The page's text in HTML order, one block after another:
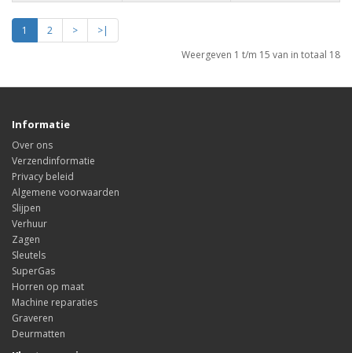
1 2 >
>|
Weergeven 1 t/m 15 van in totaal 18
Informatie
Over ons
Verzendinformatie
Privacy beleid
Algemene voorwaarden
Slijpen
Verhuur
Zagen
Sleutels
SuperGas
Horren op maat
Machine reparaties
Graveren
Deurmatten